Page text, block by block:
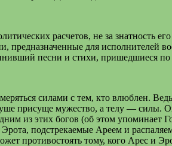
расчетов, не за знатность
предназначенные для исполнителей
песни и стихи, пришедшиеся
силами с тем, кто влюблен.
присуще мужество, а телу — силы.
из этих богов (об этом упоминает
подстрекаемые Ареем и
противостоять тому, кого Арес и